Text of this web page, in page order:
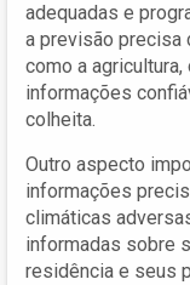
adequadas e
a previsão precisa
como a
informações
colheita.
Outro aspecto
informações
climáticas
informadas sobre
residência e seus